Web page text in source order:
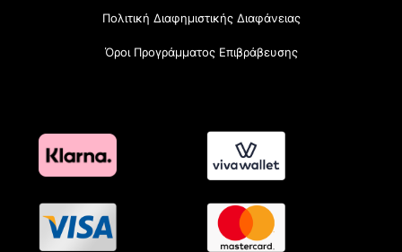
Πολιτική Διαφημιστικής Διαφάνειας
Όροι Προγράμματος Επιβράβευσης